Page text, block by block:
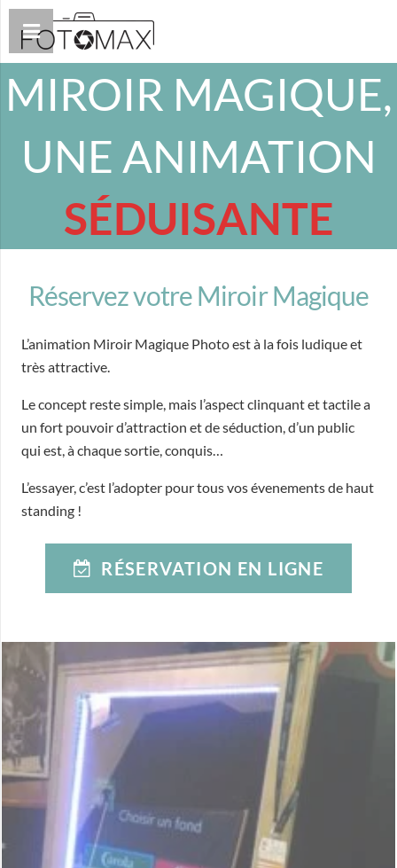
MIROIR MAGIQUE,
UNE ANIMATION
SÉDUISANTE
Réservez votre Miroir Magique
L’animation Miroir Magique Photo est à la fois ludique et
très attractive.
Le concept reste simple, mais l’aspect clinquant et tactile a
un fort pouvoir d’attraction et de séduction, d’un public
qui est, à chaque sortie, conquis…
L’essayer, c’est l’adopter pour tous vos évenements de haut
standing !
RÉSERVATION EN LIGNE